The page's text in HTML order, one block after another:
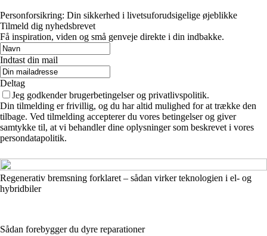
Personforsikring: Din sikkerhed i livetsuforudsigelige øjeblikke
Tilmeld dig nyhedsbrevet
Få inspiration, viden og små genveje direkte i din indbakke.
Indtast din mail
Deltag
Jeg godkender brugerbetingelser og privatlivspolitik.
Din tilmelding er frivillig, og du har altid mulighed for at trække den
tilbage. Ved tilmelding accepterer du vores betingelser og giver
samtykke til, at vi behandler dine oplysninger som beskrevet i vores
persondatapolitik.
Regenerativ bremsning forklaret – sådan virker teknologien i el- og
hybridbiler
Sådan forebygger du dyre reparationer